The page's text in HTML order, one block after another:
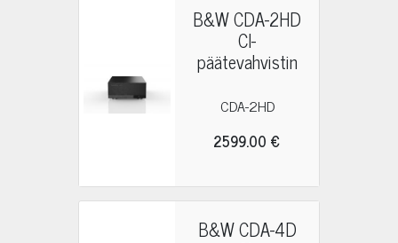
B&W CDA-2HD
CI-
päätevahvistin
CDA-2HD
2599.00 €
B&W CDA-4D